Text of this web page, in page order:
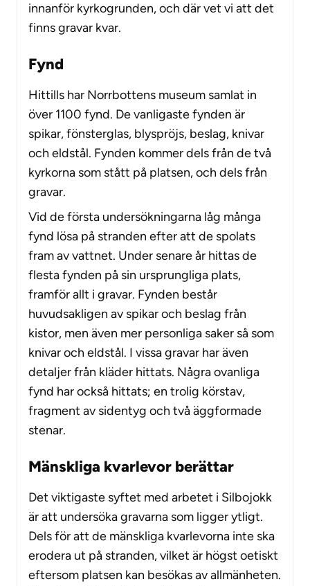
innanför kyrkogrunden, och där vet vi att det
finns gravar kvar.
Fynd
Hittills har Norrbottens museum samlat in
över 1100 fynd. De vanligaste fynden är
spikar, fönsterglas, blyspröjs, beslag, knivar
och eldstål. Fynden kommer dels från de två
kyrkorna som stått på platsen, och dels från
gravar.
Vid de första undersökningarna låg många
fynd lösa på stranden efter att de spolats
fram av vattnet. Under senare år hittas de
flesta fynden på sin ursprungliga plats,
framför allt i gravar. Fynden består
huvudsakligen av spikar och beslag från
kistor, men även mer personliga saker så som
knivar och eldstål. I vissa gravar har även
detaljer från kläder hittats. Några ovanliga
fynd har också hittats; en trolig körstav,
fragment av sidentyg och två äggformade
stenar.
Mänskliga kvarlevor berättar
Det viktigaste syftet med arbetet i Silbojokk
är att undersöka gravarna som ligger ytligt.
Dels för att de mänskliga kvarlevorna inte ska
erodera ut på stranden, vilket är högst oetiskt
eftersom platsen kan besökas av allmänheten.